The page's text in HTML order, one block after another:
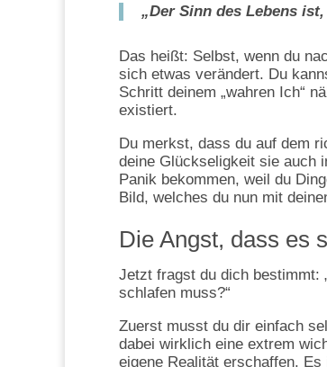
„Der Sinn des Lebens
Das heißt: Selbst, wenn du
sich etwas verändert. Du
Schritt deinem „wahren Ich“
existiert.
Du merkst, dass du auf dem
deine Glückseligkeit sie auch
Panik bekommen, weil du
Bild, welches du nun mit
Die Angst, dass es
Jetzt fragst du dich bestimmt:
schlafen muss?“
Zuerst musst du dir einfach
dabei wirklich eine extrem
eigene Realität erschaffen.